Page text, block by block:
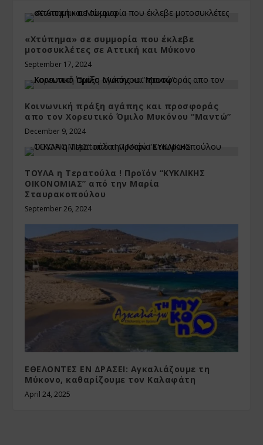
«Χτύπημα» σε συμμορία που έκλεβε
μοτοσυκλέτες σε Αττική και Μύκονο
September 17, 2024
Κοινωνική πράξη αγάπης και προσφοράς
απο τον Χορευτικό Όμιλο Μυκόνου “Μαντώ”
December 9, 2024
ΤΟΥΛΑ η Τερατούλα ! Προϊόν “ΚΥΚΛΙΚΗΣ
ΟΙΚΟΝΟΜΙΑΣ” από την Μαρία
Σταυρακοπούλου
September 26, 2024
ΕΘΕΛΟΝΤΕΣ ΕΝ ΔΡΑΣΕΙ: Αγκαλιάζουμε τη
Μύκονο, καθαρίζουμε τον Καλαφάτη
April 24, 2025